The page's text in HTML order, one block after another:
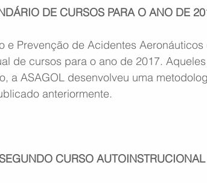
DE CURSOS PARA O ANO DE
e Prevenção de Acidentes Aeronáuticos
de cursos para o ano de 2017.
a ASAGOL desenvolveu uma
anteriormente.
CURSO